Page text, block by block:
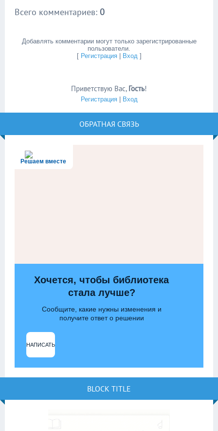
Всего комментариев: 0
Добавлять комментарии могут только зарегистрированные
пользователи.
[ Регистрация| Вход]
Приветствую Вас, Гость!
Регистрация| Вход
ОБРАТНАЯ СВЯЗЬ
Решаем вместе
Хочется, чтобы библиотека
стала лучше?
Сообщите, какие нужны изменения и
получите ответ о решении
НАПИСАТЬ
BLOCK TITLE